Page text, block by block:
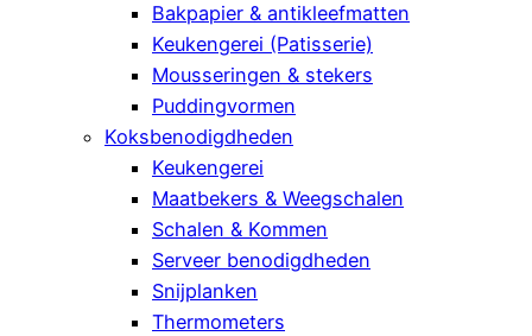
Bakpapier & antikleefmatten
Keukengerei (Patisserie)
Mousseringen & stekers
Puddingvormen
Koksbenodigdheden
Keukengerei
Maatbekers & Weegschalen
Schalen & Kommen
Serveer benodigdheden
Snijplanken
Thermometers